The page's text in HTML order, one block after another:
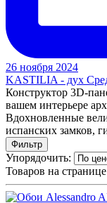
26 ноября 2024
KASTILIA - дух
Конструктор 3D-
вашем интерьере
Вдохновленные
испанских замков,
Фильтр
Упорядочить:
Товаров на